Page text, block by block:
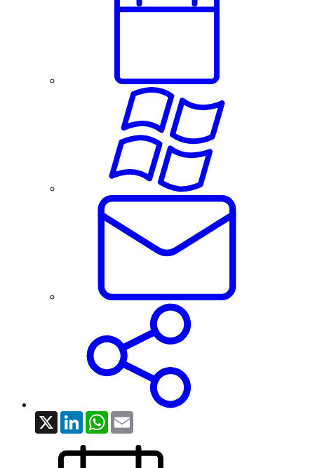
X LinkedInWhatsApp